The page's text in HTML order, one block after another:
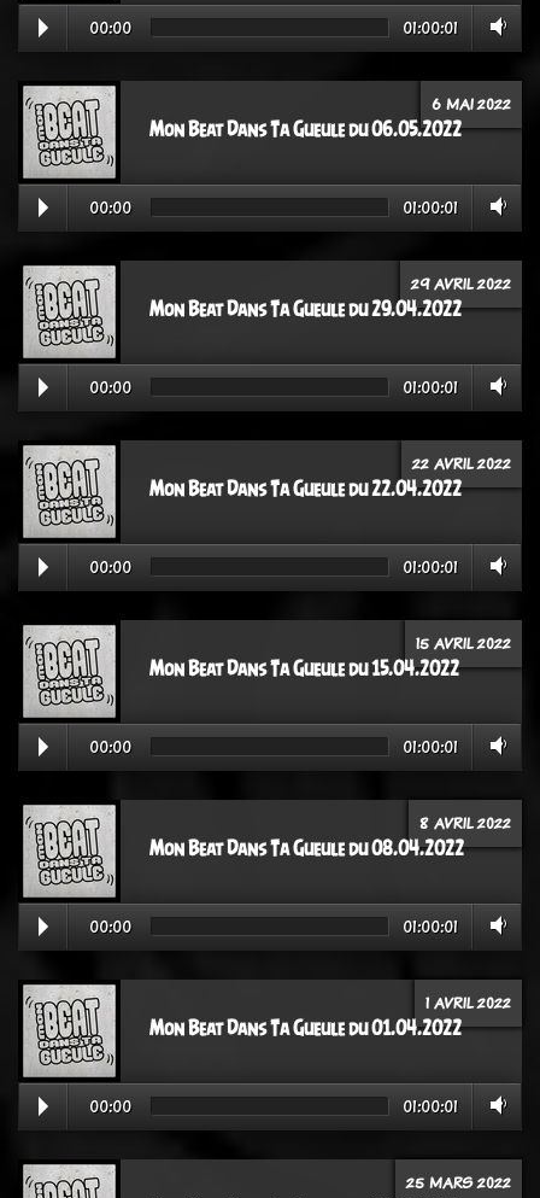
00:00 01:00:01
6 MAI 2022
Mon Beat Dans Ta Gueule du 06.05.2022
00:00 01:00:01
29 AVRIL 2022
Mon Beat Dans Ta Gueule du 29.04.2022
00:00 01:00:01
22 AVRIL 2022
Mon Beat Dans Ta Gueule du 22.04.2022
00:00 01:00:01
15 AVRIL 2022
Mon Beat Dans Ta Gueule du 15.04.2022
00:00 01:00:01
8 AVRIL 2022
Mon Beat Dans Ta Gueule du 08.04.2022
00:00 01:00:01
1 AVRIL 2022
Mon Beat Dans Ta Gueule du 01.04.2022
00:00 01:00:01
25 MARS 2022